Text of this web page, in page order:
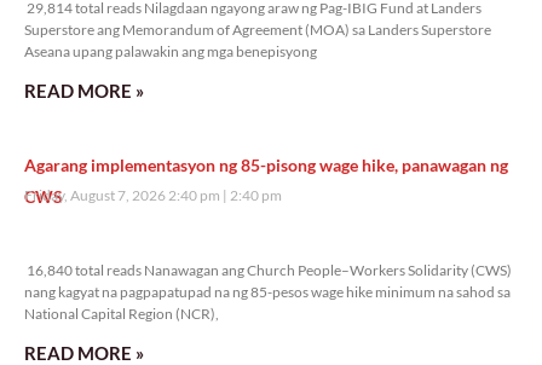
29,814 total reads Nilagdaan ngayong araw ng Pag-IBIG Fund at Landers
Superstore ang Memorandum of Agreement (MOA) sa Landers Superstore
Aseana upang palawakin ang mga benepisyong
READ MORE »
Agarang implementasyon ng 85-pisong wage hike, panawagan ng
CWS
Friday, August 7, 2026 2:40 pm 2:40 pm
16,840 total reads Nanawagan ang Church People–Workers Solidarity (CWS)
nang kagyat na pagpapatupad na ng 85-pesos wage hike minimum na sahod sa
National Capital Region (NCR),
READ MORE »